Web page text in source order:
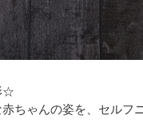
☆
ちゃんの姿を、セルフ